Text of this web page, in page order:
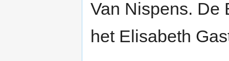
Van Nispens. De
het Elisabeth